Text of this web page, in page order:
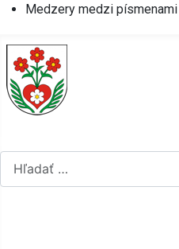
Medzery medzi písmenami